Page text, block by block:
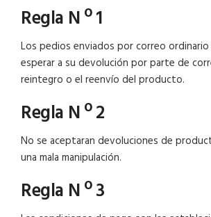
Regla N º 1
Los pedios enviados por correo
esperar a su devolución por parte de
reintegro o el reenvío del producto.
Regla N º 2
No se aceptaran devoluciones de
una mala manipulación.
Regla N º 3